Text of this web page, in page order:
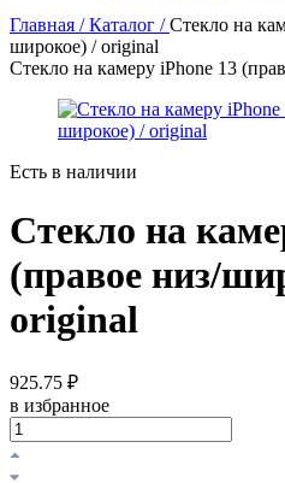
Главная /Каталог /Стекло на
широкое) / original
Стекло на камеру iPhone 13
Есть в наличии
Стекло на
(правое низ/
original
925.75 ₽
в избранное